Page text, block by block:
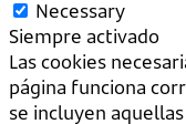
Necessary
Siempre activado
Las cookies
página funciona
se incluyen